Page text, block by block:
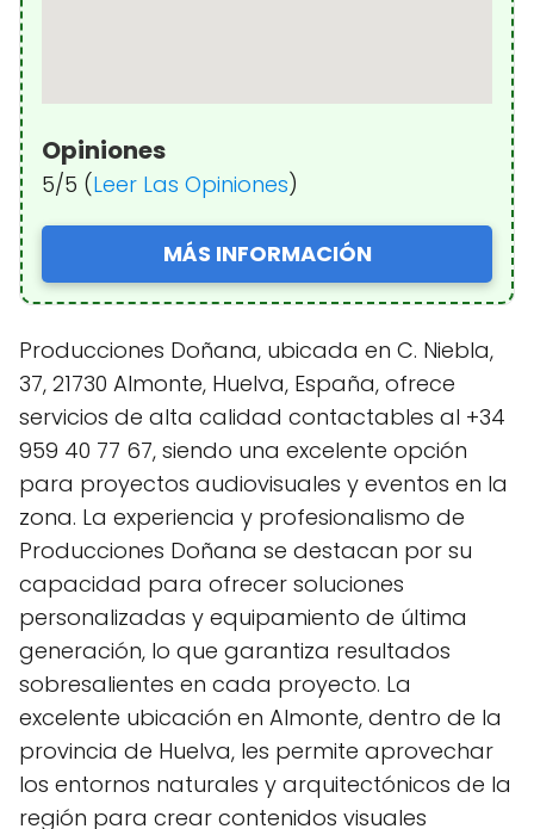
Opiniones
5/5 (Leer Las Opiniones)
MÁS INFORMACIÓN
Producciones Doñana, ubicada en C. Niebla,
37, 21730 Almonte, Huelva, España, ofrece
servicios de alta calidad contactables al +34
959 40 77 67, siendo una excelente opción
para proyectos audiovisuales y eventos en la
zona. La experiencia y profesionalismo de
Producciones Doñana se destacan por su
capacidad para ofrecer soluciones
personalizadas y equipamiento de última
generación, lo que garantiza resultados
sobresalientes en cada proyecto. La
excelente ubicación en Almonte, dentro de la
provincia de Huelva, les permite aprovechar
los entornos naturales y arquitectónicos de la
región para crear contenidos visuales